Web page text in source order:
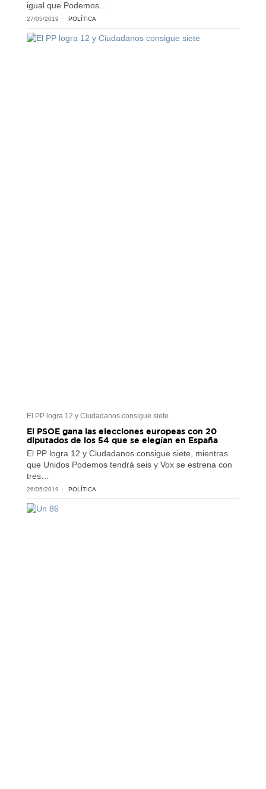
igual que Podemos…
27/05/2019 POLÍTICA
El PP logra 12 y Ciudadanos consigue siete
El PSOE gana las elecciones europeas con 20
diputados de los 54 que se elegían en España
El PP logra 12 y Ciudadanos consigue siete, mientras
que Unidos Podemos tendrá seis y Vox se estrena con
tres…
26/05/2019 POLÍTICA